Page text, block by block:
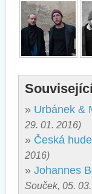
» Urbánek &
29. 01. 2016)
» Česká
2016)
» Johannes
Souček, 05.